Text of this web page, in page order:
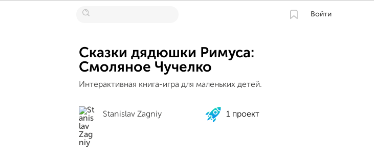
Войти
Сказки дядюшки Римуса:
Смоляное Чучелко
Интерактивная книга-игра для маленьких детей.
Stanislav Zagniy 1 проект